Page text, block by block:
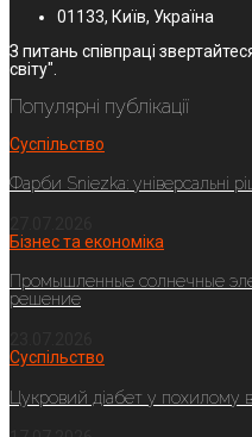
01133, Київ, Україна
З питань співпраці
світу".
Популярні публікації
Суспільство
Фарби Sniezka: універсальні
Бізнес та економіка
Промышленные солнечные
решение
Суспільство
Цукровий діабет у похилому